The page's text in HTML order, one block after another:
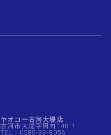
ヤオコー古河大堤店
古河市大堤字田向148-1
TEL：0280-33-8056